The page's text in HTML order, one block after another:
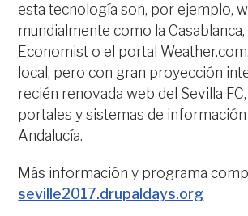
esta tecnología son, por ejemplo,
mundialmente como la
Economist o el portal
local, pero con gran proyección
recién renovada web del Sevilla
portales y sistemas de información
Andalucía.
Más información y programa
seville2017.drupaldays.org